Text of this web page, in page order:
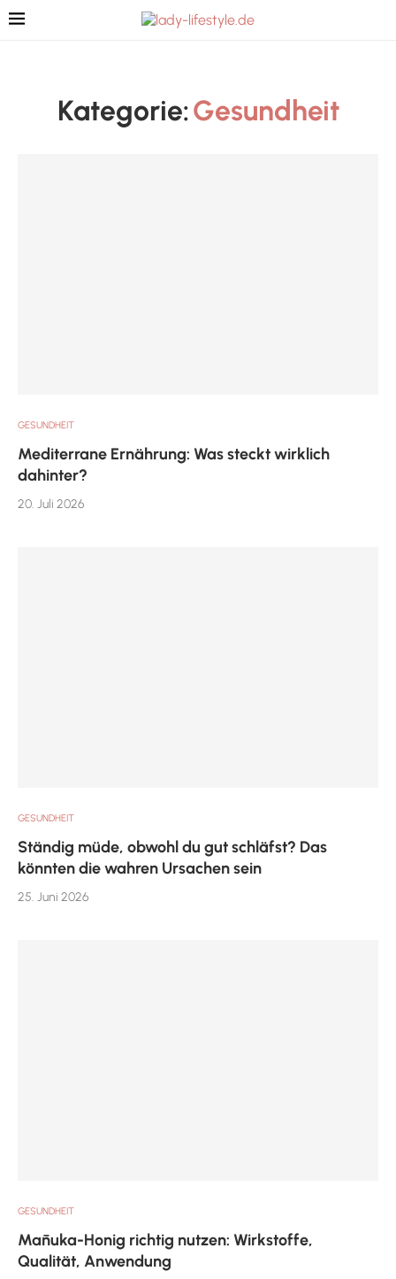
Kategorie:Gesundheit
GESUNDHEIT
Mediterrane Ernährung: Was steckt wirklich
dahinter?
20. Juli 2026
GESUNDHEIT
Ständig müde, obwohl du gut schläfst? Das
könnten die wahren Ursachen sein
25. Juni 2026
GESUNDHEIT
Mānuka-Honig richtig nutzen: Wirkstoffe,
Qualität, Anwendung